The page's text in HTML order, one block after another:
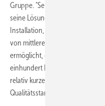
Gruppe. "Seine Produkte sind
seine Lösungen bieten eine
Installation, den Einsatz und
von mittleren bis großen
ermöglicht, deren verteiltes
einhundert Projekten von 200
relativ kurzer Zeit und unter
Qualitätsstandards zu errichten.